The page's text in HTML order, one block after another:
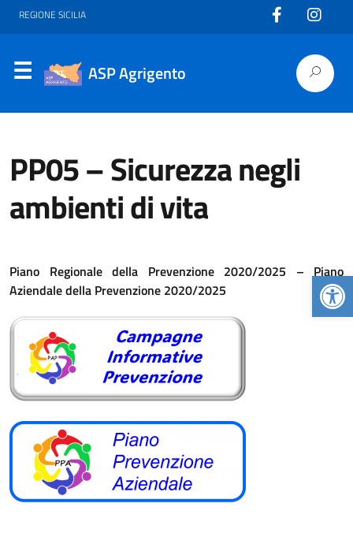
REGIONE SICILIA
ASP Agrigento
PP05 – Sicurezza negli
ambienti di vita
Piano Regionale della Prevenzione 2020/2025 – Piano
Aziendale della Prevenzione 2020/2025